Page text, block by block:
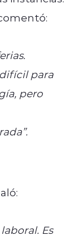
para
pero
Es